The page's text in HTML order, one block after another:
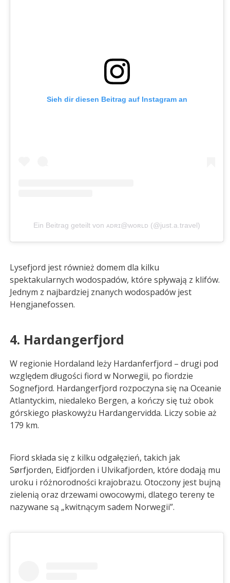
Sieh dir diesen Beitrag auf Instagram an
Ein Beitrag geteilt von ᴀᴅʀɪ@ᴡᴏʀʟᴅ (@just.a.travel)
Lysefjord jest również domem dla kilku
spektakularnych wodospadów, które spływają z klifów.
Jednym z najbardziej znanych wodospadów jest
Hengjanefossen.
4. Hardangerfjord
W regionie Hordaland leży Hardanferfjord – drugi pod
względem długości fiord w Norwegii, po fiordzie
Sognefjord. Hardangerfjord rozpoczyna się na Oceanie
Atlantyckim, niedaleko Bergen, a kończy się tuż obok
górskiego płaskowyżu Hardangervidda. Liczy sobie aż
179 km.
Fiord składa się z kilku odgałęzień, takich jak
Sørfjorden, Eidfjorden i Ulvikafjorden, które dodają mu
uroku i różnorodności krajobrazu. Otoczony jest bujną
zielenią oraz drzewami owocowymi, dlatego tereny te
nazywane są „kwitnącym sadem Norwegii”.